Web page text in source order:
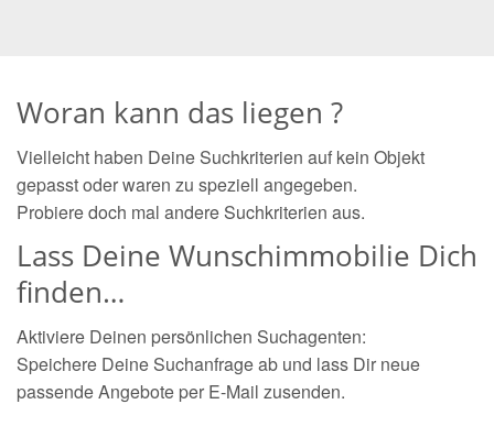
Woran kann das liegen ?
Vielleicht haben Deine Suchkriterien auf kein Objekt
gepasst oder waren zu speziell angegeben.
Probiere doch mal andere Suchkriterien aus.
Lass Deine Wunschimmobilie Dich
finden…
Aktiviere Deinen persönlichen Suchagenten:
Speichere Deine Suchanfrage ab und lass Dir neue
passende Angebote per E-Mail zusenden.